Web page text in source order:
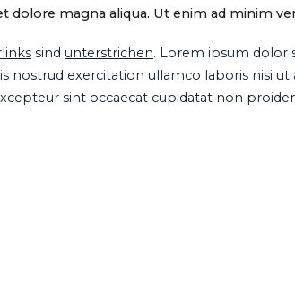
magna aliqua. Ut enim ad minim
sind unterstrichen. Lorem ipsum dolor
nostrud exercitation ullamco laboris nisi
sint occaecat cupidatat non